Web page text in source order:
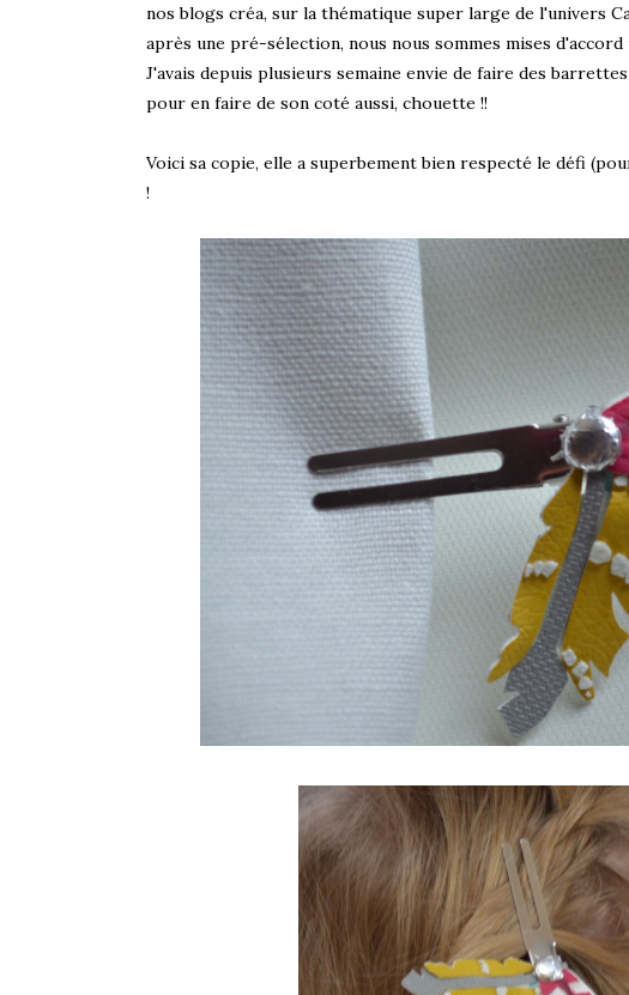
nos blogs créa, sur la thématique super large de l'univers
après une pré-sélection, nous nous sommes mises
J'avais depuis plusieurs semaine envie de faire des
pour en faire de son coté aussi, chouette !!
Voici sa copie, elle a superbement bien respecté le défi
!